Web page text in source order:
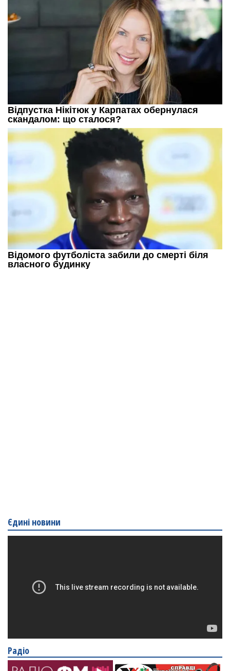
Єдині новини
Радіо